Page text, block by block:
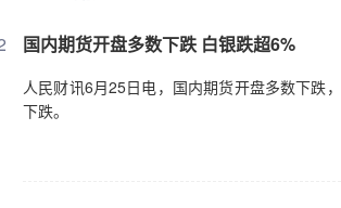
国内期货开盘多数下跌 白银跌超6%
人民财讯6月25日电，国内期货开盘多数下跌
下跌。